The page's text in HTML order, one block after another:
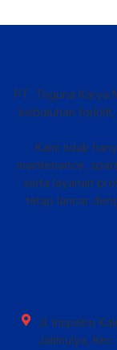
PT. Triguna Karya
kebutuhan
Kami tidak
maintenance,
serta layanan
tetap lancar
Jl. Inspeksi
Jatimulya,